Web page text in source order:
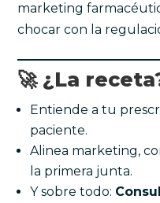
marketing
chocar con la
🚀 ¿La
Entiende a tu
paciente.
Alinea marketing,
la primera junta.
Y sobre todo: